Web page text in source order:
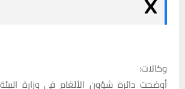
وكالات:
أوضحت دائرة شؤون الألغام في وزارة